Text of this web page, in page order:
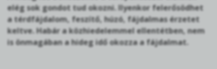
elég sok gondot tud okozni. Ilyenkor felerősödhet
a térdfájdalom, feszítő, húzó, fájdalmas érzetet
keltve. Habár a közhiedelemmel ellentétben, nem
is önmagában a hideg idő okozza a fájdalmat.